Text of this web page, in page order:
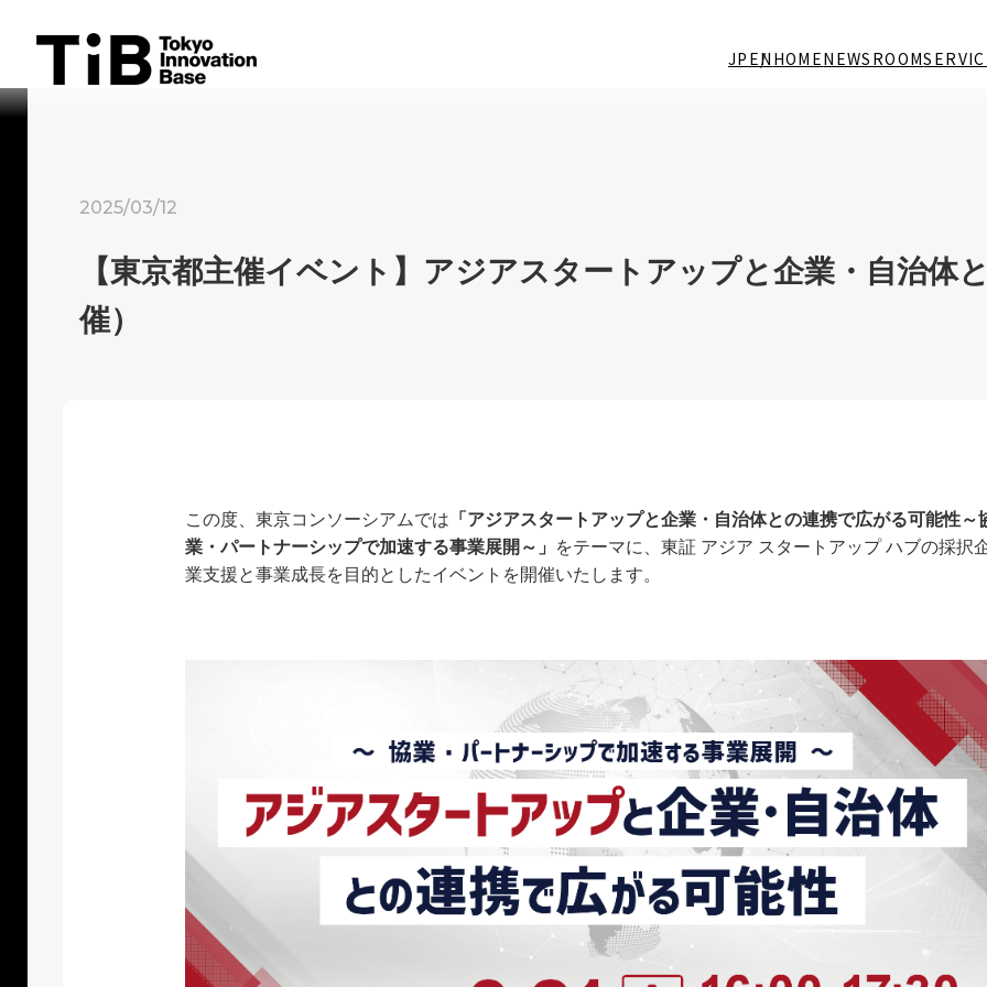
JP EN HOMENEWSROOM
2025/03/12
【東京都主催イベント】アジアスタートアップと企業・自治体
催）
この度、東京コンソーシアムでは 「アジアスタートアップと企業・自治体との連携で広がる可能性～
業・パートナーシップで加速する事業展開～」 をテーマに、東証 アジア スタートアップ ハブの採択
業支援と事業成長を目的としたイベントを開催いたします。